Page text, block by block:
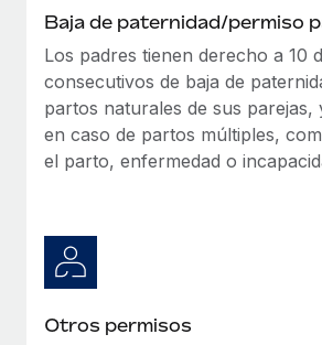
Baja de paternidad/permiso
Los padres tienen derecho a 10
consecutivos de baja de
partos naturales de sus parejas,
en caso de partos múltiples,
el parto, enfermedad o
Otros permisos